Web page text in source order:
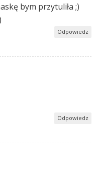
bym przytuliła ;)
Odpowiedz
Odpowiedz